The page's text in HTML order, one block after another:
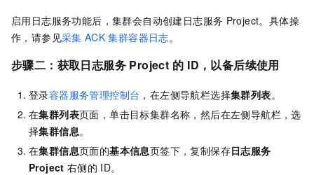
启用日志服务功能后，集群会自动创建日志服务 Project。具体操
作，请参见采集 ACK 集群容器日志。
步骤二：获取日志服务 Project 的 ID，以备后续使用
登录容器服务管理控制台 ，在左侧导航栏选择集群列表。
在集群列表页面，单击目标集群名称，然后在左侧导航栏，选
择集群信息。
在集群信息页面的基本信息页签下 ，复制保存日志服务
Project 右侧的 ID。